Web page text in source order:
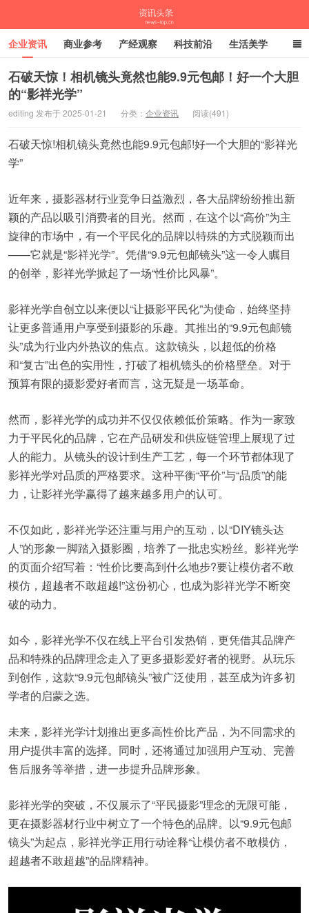
资讯头条
企业资讯 商业参考 产经观察 科技前沿 生活美学
时尚潮流 母婴亲子 专栏
石破天惊！相机镜头竟然也能9.9元包邮！好一个大胆
的“影祥光学”
editing 发布于 2025-01-21 分类： 企业资讯 阅读(491)
石破天惊!相机镜头竟然也能9.9元包邮!好一个大胆的“影祥光
学”
近年来，摄影器材行业竞争日益激烈，各大品牌纷纷推出新
颖的产品以吸引消费者的目光。然而，在这个以“高价”为主
旋律的市场中，有一个平民化的品牌以特殊的方式脱颖而出
——它就是“影祥光学”。凭借“9.9元包邮镜头”这一令人瞩目
的创举，影祥光学掀起了一场“性价比风暴”。
影祥光学自创立以来便以“让摄影平民化”为使命，始终坚持
让更多普通用户享受到摄影的乐趣。其推出的“9.9元包邮镜
头”成为行业内外热议的焦点。这款镜头，以超低的价格
和“复古”出色的实用性，打破了相机镜头的价格壁垒。对于
预算有限的摄影爱好者而言，这无疑是一场革命。
然而，影祥光学的成功并不仅仅依赖低价策略。作为一家致
力于平民化的品牌，它在产品研发和供应链管理上展现了过
人的能力。从镜头的设计到生产工艺，每一个环节都体现了
影祥光学对品质的严格要求。这种平衡“平价”与“品质”的能
力，让影祥光学赢得了越来越多用户的认可。
不仅如此，影祥光学还注重与用户的互动，以“DIY镜头达
人”的形象一脚踏入摄影圈，培养了一批忠实粉丝。影祥光学
的页面介绍写着：“性价比要高到什么地步?要让模仿者不敢
模仿，超越者不敢超越!”这份初心，也成为影祥光学不断突
破的动力。
如今，影祥光学不仅在线上平台引发热销，更凭借其品牌产
品和特殊的品牌理念走入了更多摄影爱好者的视野。从玩乐
到创作，这款“9.9元包邮镜头”被广泛使用，甚至成为许多初
学者的启蒙之选。
未来，影祥光学计划推出更多高性价比产品，为不同需求的
用户提供丰富的选择。同时，还将通过加强用户互动、完善
售后服务等举措，进一步提升品牌形象。
影祥光学的突破，不仅展示了“平民摄影”理念的无限可能，
更在摄影器材行业中树立了一个特色的品牌。以“9.9元包邮
镜头”为起点，影祥光学正用行动诠释“让模仿者不敢模仿，
超越者不敢超越”的品牌精神。